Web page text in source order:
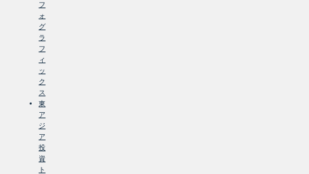
フ
ォ
グ
ラ
フ
ィ
ッ
ク
ス
東
ア
ジ
ア
投
資
ト